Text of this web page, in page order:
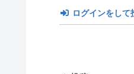
ログインをして